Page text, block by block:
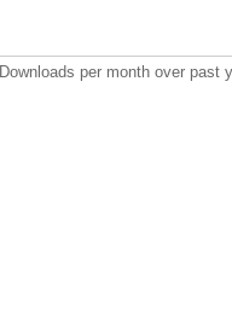
Downloads per month over past